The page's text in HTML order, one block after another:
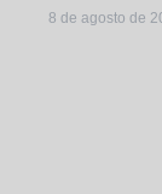
8 de agosto de